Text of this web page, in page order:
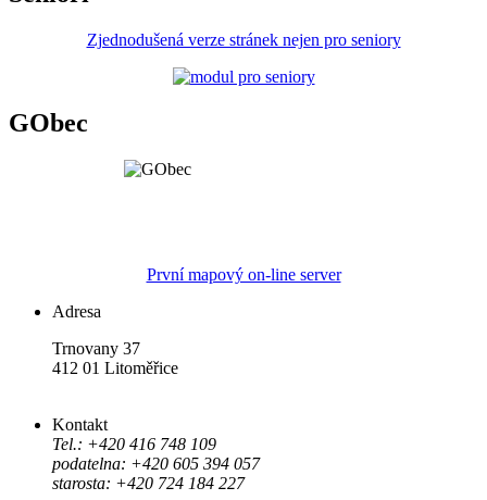
Zjednodušená verze stránek nejen pro seniory
GObec
První mapový on-line server
Adresa
Trnovany 37
412 01 Litoměřice
Kontakt
Tel.: +420 416 748 109
podatelna: +420 605 394 057
starosta: +420 724 184 227